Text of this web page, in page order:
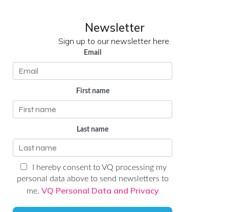
Newsletter
Sign up to our newsletter here.
Email
First name
Last name
I hereby consent to VQ processing my
personal data above to send newsletters to
me. VQ Personal Data and Privacy